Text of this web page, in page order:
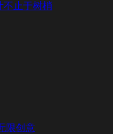
不止于树梢
限创意